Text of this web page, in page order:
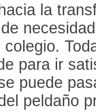
la
para ir
puede
peldaño